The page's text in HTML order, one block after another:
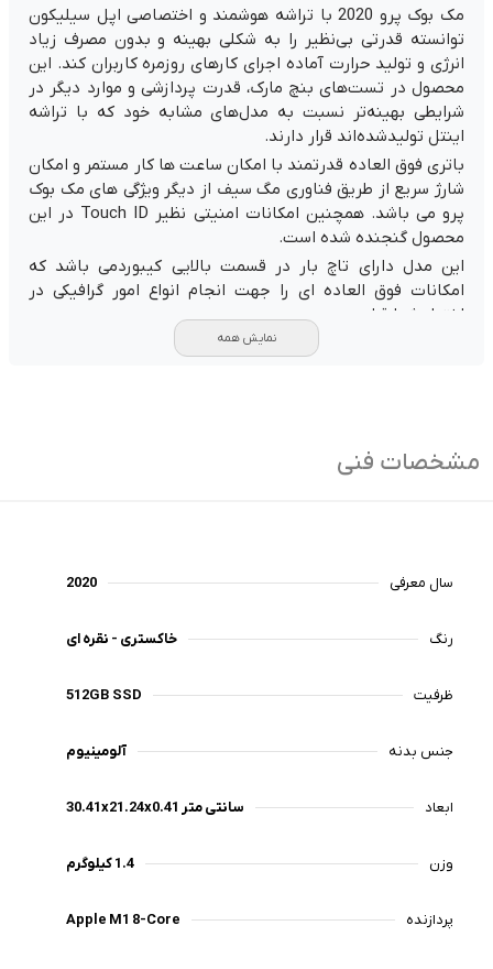
مک بوک پرو 2020 با تراشه هوشمند و اختصاصی اپل سیلیکون
توانسته قدرتی بی‌نظیر را به شکلی بهینه و بدون مصرف زیاد
انرژی و تولید حرارت آماده اجرای کارهای روزمره کاربران کند. این
محصول در تست‌های بنچ مارک، قدرت پردازشی و موارد دیگر در
شرایطی بهینه‌تر نسبت به مدل‌های مشابه خود که با تراشه
اینتل تولیدشده‌اند قرار دارند.
باتری فوق العاده قدرتمند با امکان ساعت ها کار مستمر و امکان
شارژ سریع از طریق فناوری مگ سیف از دیگر ویژگی های مک بوک
پرو می باشد. همچنین امکانات امنیتی نظیر Touch ID در این
محصول گنجنده شده است.
این مدل دارای تاچ بار در قسمت بالایی کیبوردمی باشد که
امکانات فوق العاده ای را جهت انجام انواع امور گرافیکی در
اختیار شما قرار می دهد.
نمایشگر Retina اپل با فناوری تولید بی نظیر خود تصاویر شفاف
نمایش همه
مشخصات فنی
سال معرفی 2020
رنگ‌ خاکستری - نقره ای
ظرفیت 512GB SSD
جنس بدنه آلومینیوم
ابعاد 30.41x21.24x0.41 سانتی متر
وزن 1.4 کیلوگرم
پردازنده Apple M1 8-Core